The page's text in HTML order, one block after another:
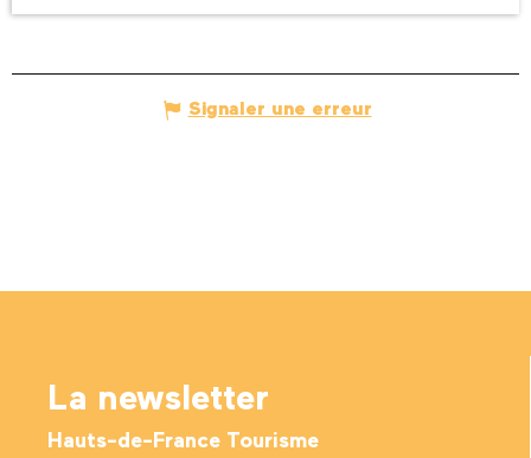
Signaler une erreur
La newsletter
Hauts-de-France Tourisme